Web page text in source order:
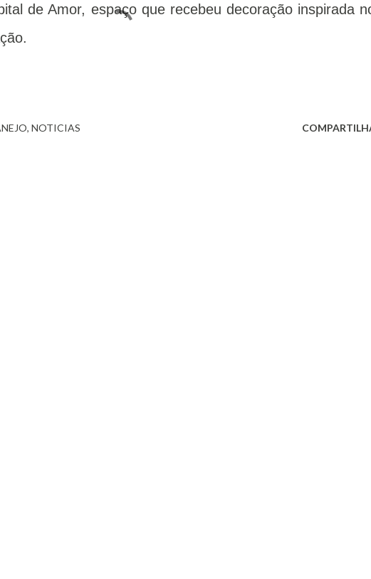
de Amor, espaço que recebeu decoração inspirada
NOTICIAS